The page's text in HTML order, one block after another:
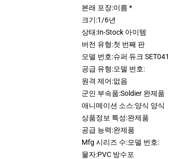
본래 포장:이름 *
크기:1/6년
상태:In-Stock 아이템
버전 유형:첫 번째 판
모델 번호:슈퍼 듀크 SET041
공급 유형:모델 번호:
원격 제어:없음
군인 부속품:Soldier 완제품
애니메이션 소스:양식 양식
상품정보 특성:완제품
공급 능력:완제품
Mfg 시리즈 수:모델 번호:
물자:PVC 방수포